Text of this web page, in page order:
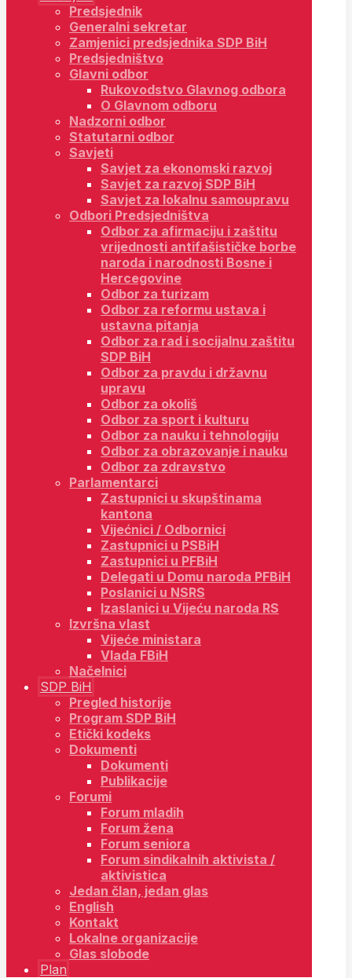
Predsjednik
Generalni sekretar
Zamjenici predsjednika SDP BiH
Predsjedništvo
Glavni odbor
Rukovodstvo Glavnog odbora
O Glavnom odboru
Nadzorni odbor
Statutarni odbor
Savjeti
Savjet za ekonomski razvoj
Savjet za razvoj SDP BiH
Savjet za lokalnu samoupravu
Odbori Predsjedništva
Odbor za afirmaciju i zaštitu
vrijednosti antifašističke borbe
naroda i narodnosti Bosne i
Hercegovine
Odbor za turizam
Odbor za reformu ustava i
ustavna pitanja
Odbor za rad i socijalnu zaštitu
SDP BiH
Odbor za pravdu i državnu
upravu
Odbor za okoliš
Odbor za sport i kulturu
Odbor za nauku i tehnologiju
Odbor za obrazovanje i nauku
Odbor za zdravstvo
Parlamentarci
Zastupnici u skupštinama
kantona
Vijećnici / Odbornici
Zastupnici u PSBiH
Zastupnici u PFBiH
Delegati u Domu naroda PFBiH
Poslanici u NSRS
Izaslanici u Vijeću naroda RS
Izvršna vlast
Vijeće ministara
Vlada FBiH
Načelnici
SDP BiH
Pregled historije
Program SDP BiH
Etički kodeks
Dokumenti
Dokumenti
Publikacije
Forumi
Forum mladih
Forum žena
Forum seniora
Forum sindikalnih aktivista /
aktivistica
Jedan član, jedan glas
English
Kontakt
Lokalne organizacije
Glas slobode
Plan